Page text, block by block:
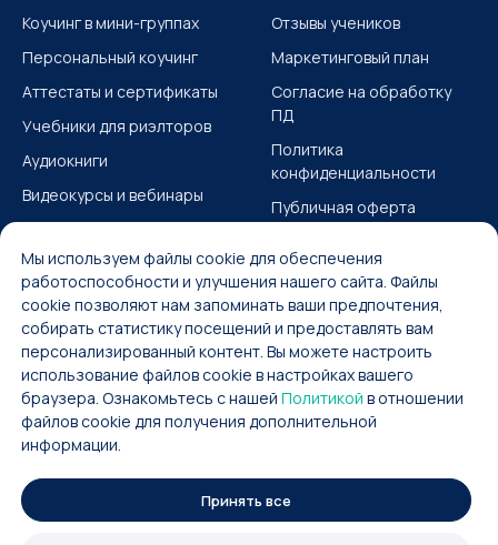
Коучинг в мини-группах
Персональный коучинг
Аттестаты и сертификаты
Учебники для риэлторов
Аудиокниги
Видеокурсы и вебинары
Учебные материалы
Отзывы учеников
Маркетинговый план
Согласие на обработку
ПД
Политика
конфиденциальности
Публичная оферта
ИМ
Карта сайта
2023 © Аукционный метод продажи
Мы используем файлы cookie для обеспечения
работоспособности и улучшения нашего сайта. Файлы
cookie позволяют нам запоминать ваши предпочтения,
собирать статистику посещений и предоставлять вам
персонализированный контент. Вы можете настроить
использование файлов cookie в настройках вашего
браузера. Ознакомьтесь с нашей Политикой в отношении
файлов cookie для получения дополнительной
информации.
Принять все